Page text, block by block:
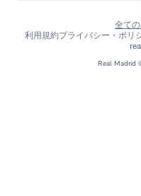
Real Madrid
全て
利用規約プライバシー・ポリ